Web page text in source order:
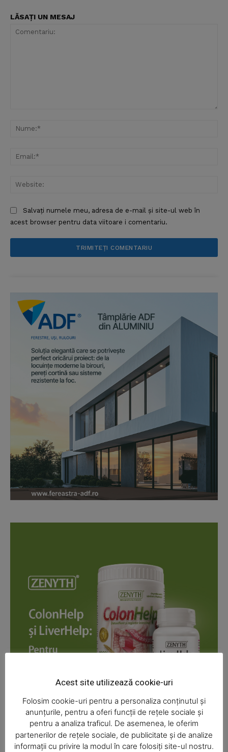
News Week
Magazine PRO
LĂSAȚI UN MESAJ
Salvați numele meu, adresa de e-mail și site-ul web în
acest browser pentru data viitoare i comentariu.
Acest site utilizează cookie-uri
Folosim cookie-uri pentru a personaliza conținutul și
anunțurile, pentru a oferi funcții de rețele sociale și
pentru a analiza traficul. De asemenea, le oferim
partenerilor de rețele sociale, de publicitate și de analize
informații cu privire la modul în care folosiți site-ul nostru.